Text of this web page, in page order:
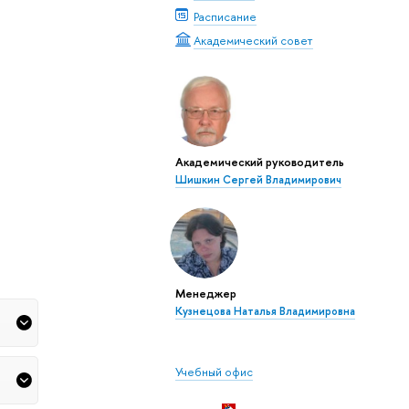
Расписание
Академический совет
Академический руководитель
Шишкин Сергей Владимирович
Менеджер
Кузнецова Наталья Владимировна
Учебный офис